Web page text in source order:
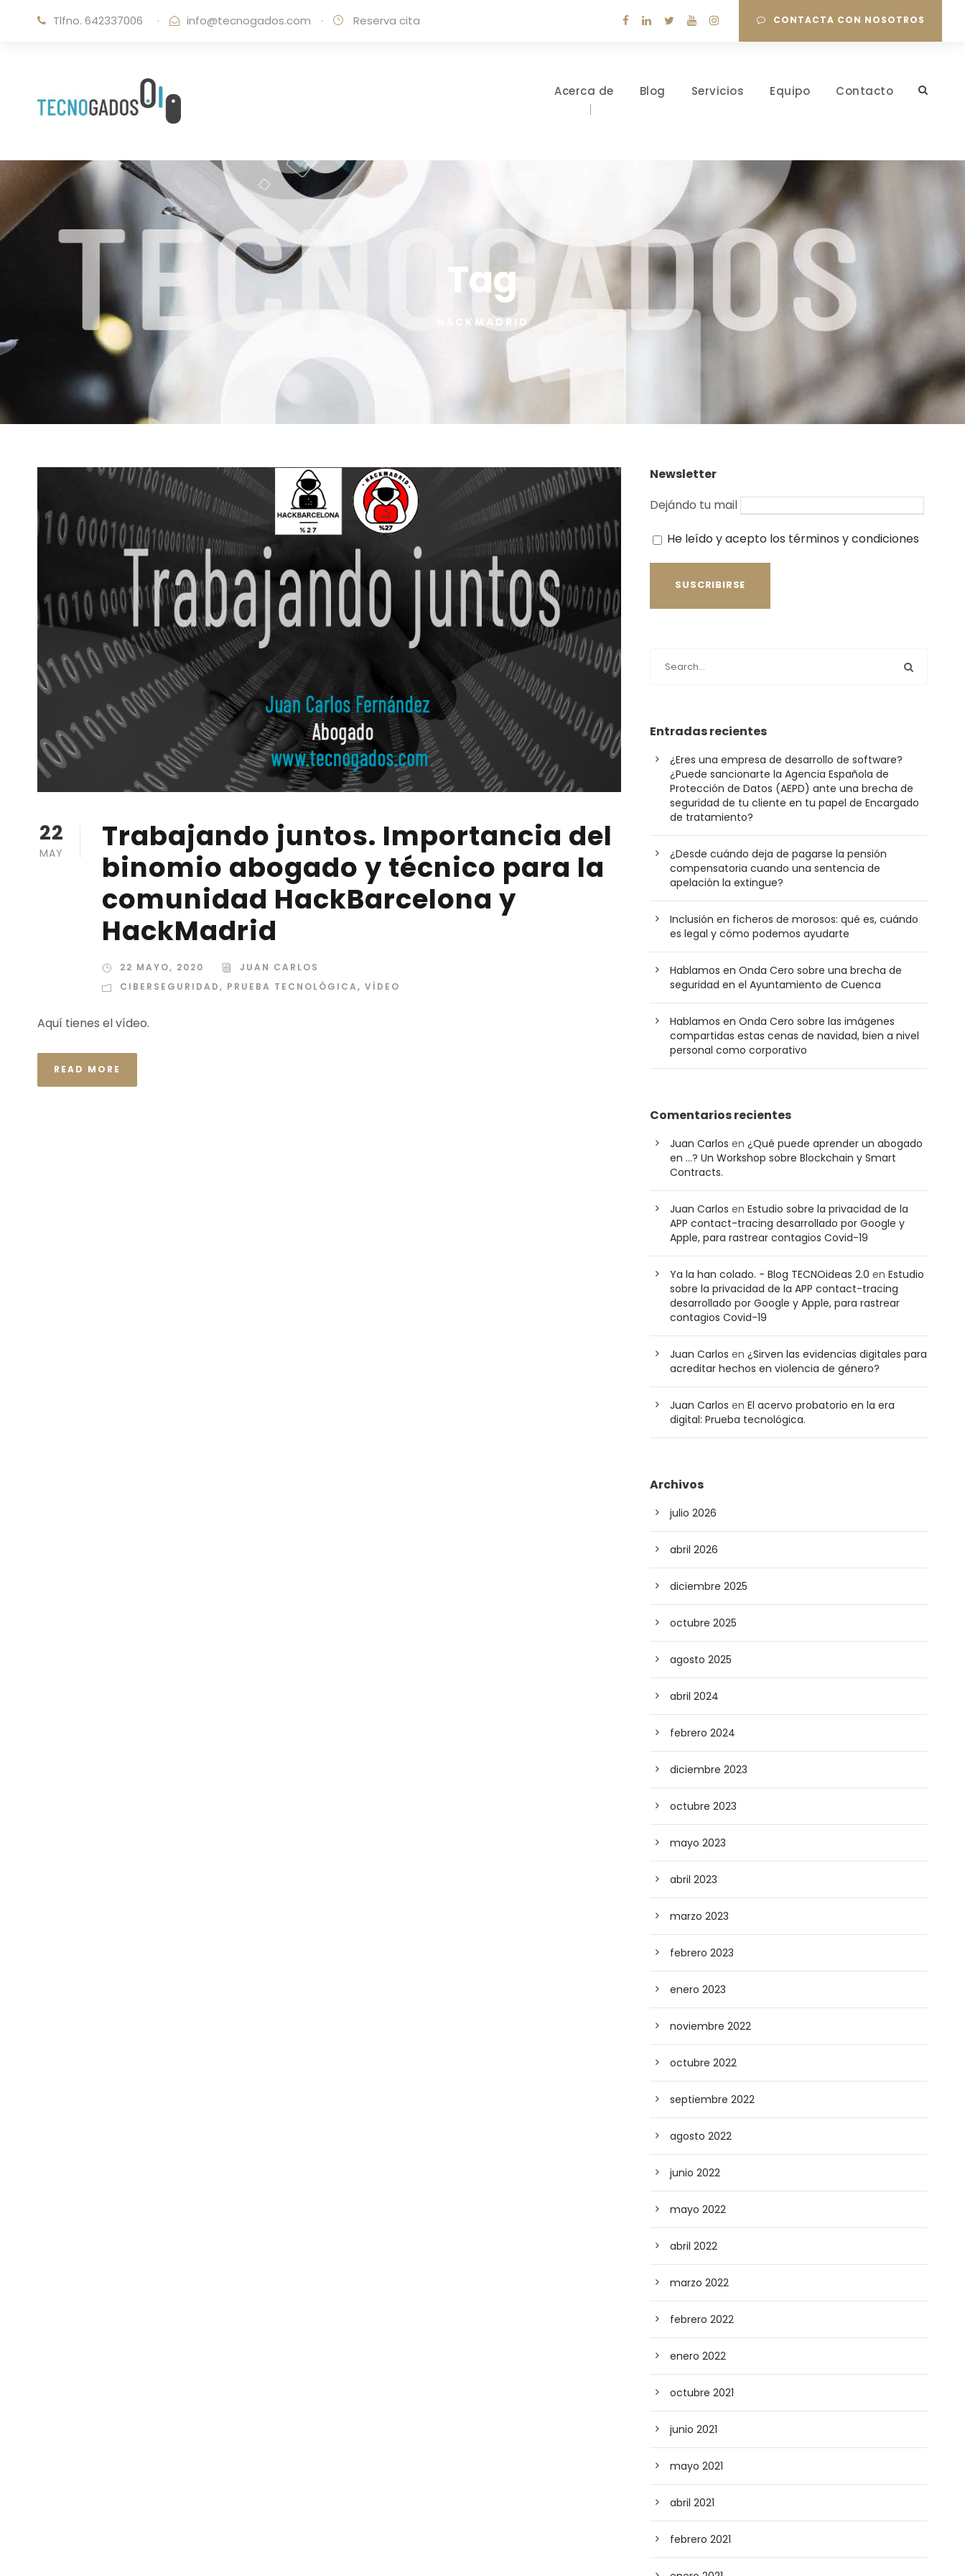
Tlfno. 642337006 · info@tecnogados.com · Reserva cita CONTACTA CON NOSOTROS
Acerca de Blog Servicios Equipo Contacto
Tag
HACKMADRID
22
MAY
Trabajando juntos. Importancia del
binomio abogado y técnico para la
comunidad HackBarcelona y
HackMadrid
22 MAYO, 2020
JUAN CARLOS
CIBERSEGURIDAD, PRUEBA TECNOLÓGICA, VÍDEO
Aquí tienes el vídeo.
READ MORE
Newsletter
Dejándo tu mail
He leído y acepto los términos y condiciones
Entradas recientes
¿Eres una empresa de desarrollo de software?
¿Puede sancionarte la Agencia Española de
Protección de Datos (AEPD) ante una brecha de
seguridad de tu cliente en tu papel de Encargado
de tratamiento?
¿Desde cuándo deja de pagarse la pensión
compensatoria cuando una sentencia de
apelación la extingue?
Inclusión en ficheros de morosos: qué es, cuándo
es legal y cómo podemos ayudarte
Hablamos en Onda Cero sobre una brecha de
seguridad en el Ayuntamiento de Cuenca
Hablamos en Onda Cero sobre las imágenes
compartidas estas cenas de navidad, bien a nivel
personal como corporativo
Comentarios recientes
Juan Carlos en¿Qué puede aprender un abogado
en …? Un Workshop sobre Blockchain y Smart
Contracts.
Juan Carlos enEstudio sobre la privacidad de la
APP contact-tracing desarrollado por Google y
Apple, para rastrear contagios Covid-19
Ya la han colado. - Blog TECNOideas 2.0 enEstudio
sobre la privacidad de la APP contact-tracing
desarrollado por Google y Apple, para rastrear
contagios Covid-19
Juan Carlos en¿Sirven las evidencias digitales para
acreditar hechos en violencia de género?
Juan Carlos enEl acervo probatorio en la era
digital: Prueba tecnológica.
Archivos
julio 2026
abril 2026
diciembre 2025
octubre 2025
agosto 2025
abril 2024
febrero 2024
diciembre 2023
octubre 2023
mayo 2023
abril 2023
marzo 2023
febrero 2023
enero 2023
noviembre 2022
octubre 2022
septiembre 2022
agosto 2022
junio 2022
mayo 2022
abril 2022
marzo 2022
febrero 2022
enero 2022
octubre 2021
junio 2021
mayo 2021
abril 2021
febrero 2021